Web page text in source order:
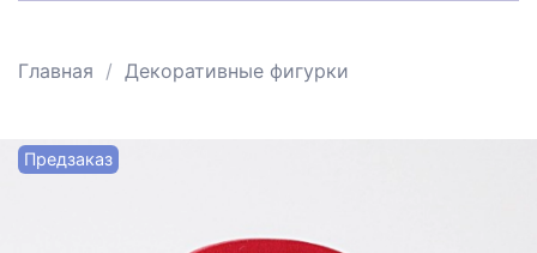
Главная Декоративные фигурки
Предзаказ